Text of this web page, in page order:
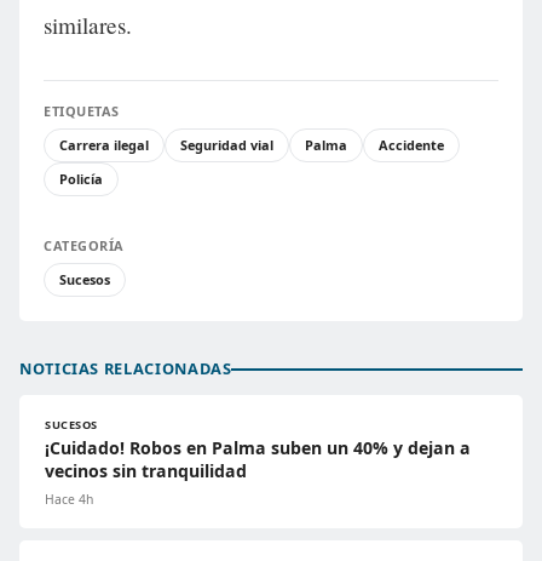
similares.
ETIQUETAS
Carrera ilegal
Seguridad vial Palma
Accidente
Policía
CATEGORÍA
Sucesos
NOTICIAS RELACIONADAS
SUCESOS
¡Cuidado! Robos en Palma suben un 40% y dejan a
vecinos sin tranquilidad
Hace 4h